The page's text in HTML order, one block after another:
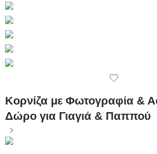
Κορνίζα με Φωτογραφία &
Δώρο για Γιαγιά & Παππού